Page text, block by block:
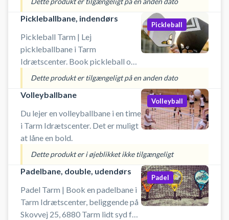
kunstgræs tennisbaner. Booking
af tennisbane er inkl. lån af ketcher
og bolde. Ved booking af
tennisbanen er der gratis
parkering ved Tarm Idrætscenters
Skovvej 25, 6880 Tarm.
Pickleballbane, indendørs
Pickleball Tarm | Lej
pickleballbane i Tarm
Idrætscenter. Book pickleball og
spil pickleball i Tarm på en af
idrætscentrets indendørs baner.
Booking af pickleballbane er inkl.
lån af bat og bolde. Ved booking
af pickleball bane er der gratis
parkering ved Tarm Idrætscenter
Pickleball
Dette produkt er tilgængeligt på en anden dato
Volleyballbane
Du lejer en volleyballbane i en time
i Tarm Idrætscenter. Det er muligt
at låne en bold.
Volleyball
Dette produkt er i øjeblikket ikke tilgængeligt
Padelbane, double, udendørs
Padel Tarm | Book en padelbane i
Tarm Idrætscenter, beliggende på
Skovvej 25, 6880 Tarm lidt syd for
Padel